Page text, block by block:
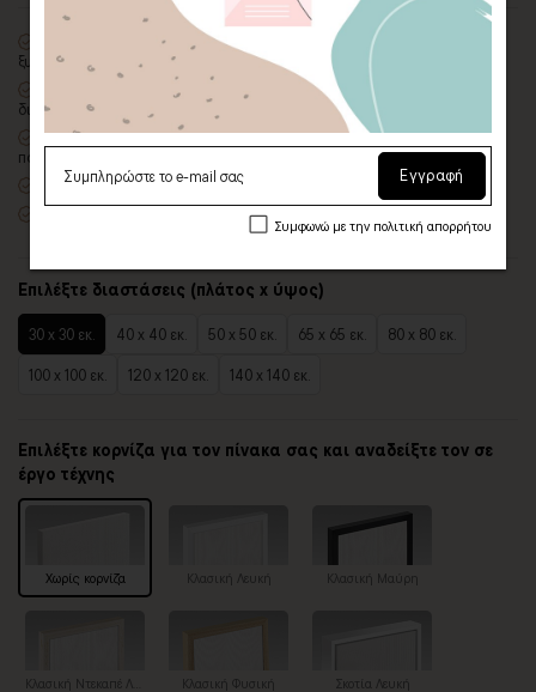
100% πιστοποιημένος βαμβακερός καμβάςσε τελάρο φυσικής
ξυλείας
Οικολογική εκτύπωση
με μελάνια νερού latex, χωρίς χημικούς
διαλύτες και οσμές
Δυνατότητα προσθήκηςξύλινης διακοσμητικής κορνίζαςμε
πολλές επιλογές
Χειροποίητη κατασκευή, ένας – ένας πίνακας κατά παραγγελία
Έτοιμοι για τοποθέτηση – με κρυφό σύστημα στήριξης
Επιλέξτε διαστάσεις (πλάτος x ύψος)
30 x 30 εκ. 40 x 40 εκ. 50 x 50 εκ. 65 x 65 εκ.
80 x 80 εκ.
100 x 100 εκ.
120 x 120 εκ. 140 x 140 εκ.
Επιλέξτε κορνίζα για τον πίνακα σας και αναδείξτε τον σε
έργο τέχνης
Χωρίς κορνίζα Κλασική Λευκή Κλασική Μαύρη
Κλασική Φυσική Σκοτία Λευκή
Εγγραφή
Συμφωνώ με την πολιτική απορρήτου